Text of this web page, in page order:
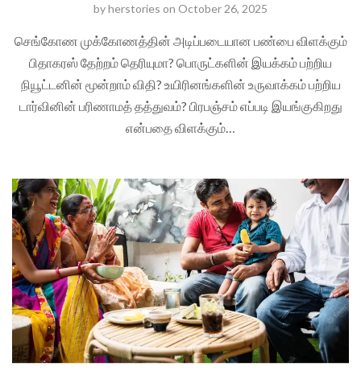
byherstories on October 26, 2025
செங்கோண முக்கோணத்தின் அடிப்படையான பண்பை விளக்கும்
பிதாகரஸ் தேற்றம் தெரியுமா? பொருட்களின் இயக்கம் பற்றிய
நியூட்டனின் மூன்றாம் விதி? உயிரினங்களின் உருவாக்கம் பற்றிய
டார்வினின் பரிணாமத் தத்துவம்? பிரபஞ்சம் எப்படி இயங்குகிறது
என்பதை விளக்கும்…